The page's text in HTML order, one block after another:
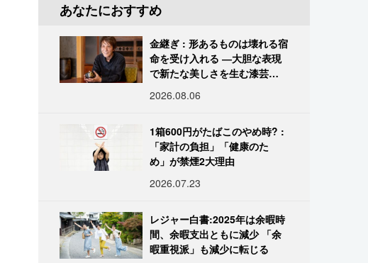
あなたにおすすめ
金継ぎ : 形あるものは壊れる宿
命を受け入れる ―大胆な表現
で新たな美しさを生む漆芸修
2026.08.06
1箱600円がたばこのやめ時? :
「家計の負担」「健康のた
め」が禁煙2大理由
2026.07.23
レジャー白書:2025年は余暇時
間、余暇支出ともに減少 「余
暇重視派」も減少に転じる